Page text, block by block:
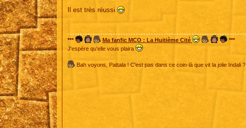
s
Il est très réussi
*** Ma fanfic MCO : La Huitième Cité
***
J'espère qu'elle vous plaira
Bah voyons, Pattala ! C'est pas dans ce coin-là que vit la jolie Indali ?